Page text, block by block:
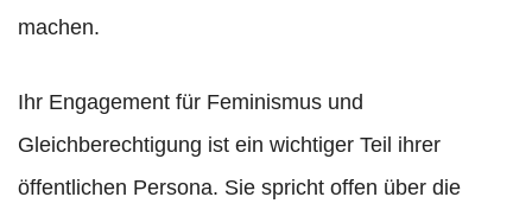
machen.
Ihr Engagement für Feminismus und
Gleichberechtigung ist ein wichtiger Teil ihrer
öffentlichen Persona. Sie spricht offen über die